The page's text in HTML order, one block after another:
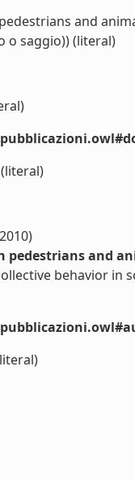
and
o saggio)) (literal)
(literal)
and
behavior in